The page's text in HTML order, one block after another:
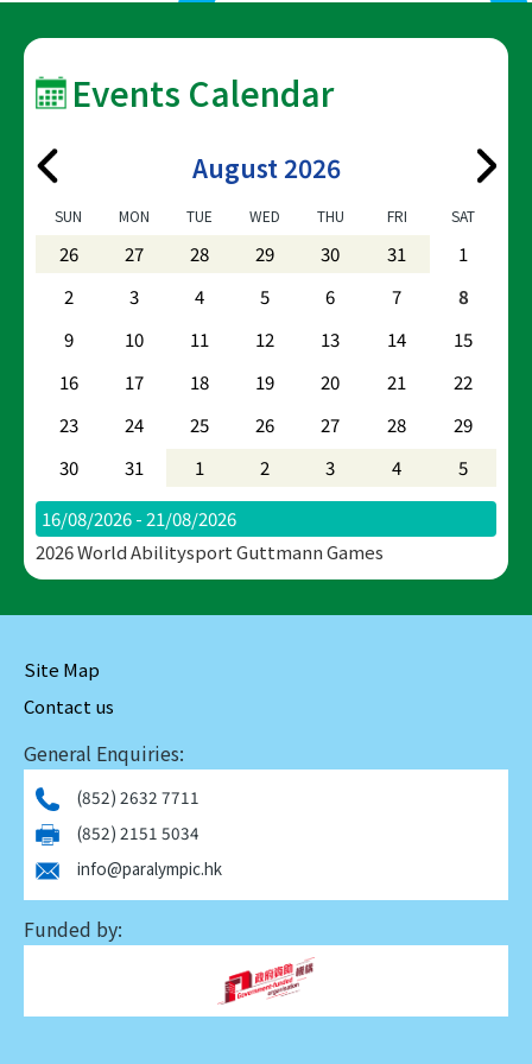
Events Calendar
August 2026
SUN MON TUE WED THU FRI SAT
26 27 28 29 30 31
1
2
3 4 5 6 7
8
9
10 11 12 13 14
15
16
17 18 19 20 21
22
23
24 25 26 27 28
29
30
31 1 2 3 4 5
16/08/2026 - 21/08/2026
2026 World Abilitysport Guttmann Games
Site Map
Contact us
General Enquiries:
(852) 2632 7711
(852) 2151 5034
info@paralympic.hk
Funded by: